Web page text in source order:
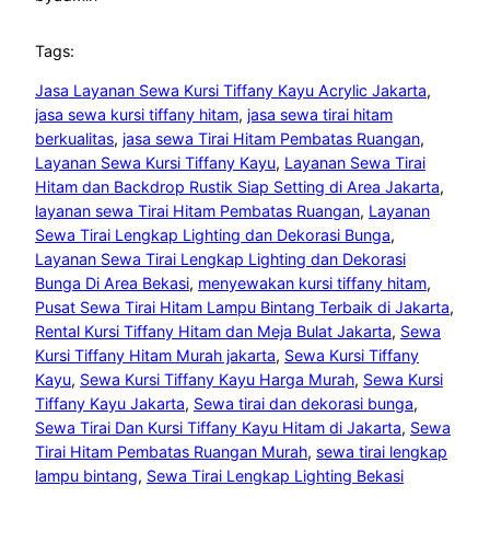
Tags:
Jasa Layanan Sewa Kursi Tiffany Kayu Acrylic Jakarta
jasa sewa kursi tiffany hitam, jasa sewa tirai hitam
berkualitas, jasa sewa Tirai Hitam Pembatas Ruangan
Layanan Sewa Kursi Tiffany Kayu, Layanan Sewa Tirai
Hitam dan Backdrop Rustik Siap Setting di Area Jakarta
layanan sewa Tirai Hitam Pembatas Ruangan, Layanan
Sewa Tirai Lengkap Lighting dan Dekorasi Bunga
Layanan Sewa Tirai Lengkap Lighting dan Dekorasi
Bunga Di Area Bekasi, menyewakan kursi tiffany hitam
Pusat Sewa Tirai Hitam Lampu Bintang Terbaik di Jakarta
Rental Kursi Tiffany Hitam dan Meja Bulat Jakarta, Sewa
Kursi Tiffany Hitam Murah jakarta, Sewa Kursi Tiffany
Kayu, Sewa Kursi Tiffany Kayu Harga Murah, Sewa Kursi
Tiffany Kayu Jakarta, Sewa tirai dan dekorasi bunga
Sewa Tirai Dan Kursi Tiffany Kayu Hitam di Jakarta, Sewa
Tirai Hitam Pembatas Ruangan Murah, sewa tirai lengkap
lampu bintang, Sewa Tirai Lengkap Lighting Bekasi